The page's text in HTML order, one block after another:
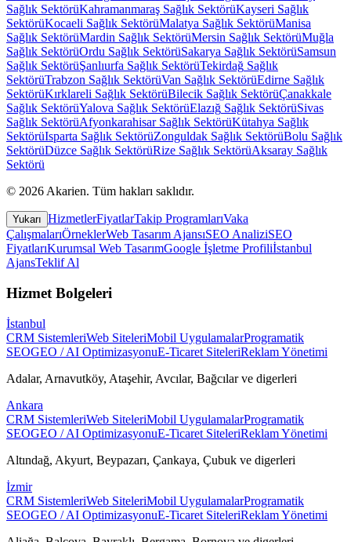
Sağlık SektörüKahramanmaraş Sağlık SektörüKayseri Sağlık
SektörüKocaeli Sağlık SektörüMalatya Sağlık SektörüManisa
Sağlık SektörüMardin Sağlık SektörüMersin Sağlık SektörüMuğla
Sağlık SektörüOrdu Sağlık SektörüSakarya Sağlık SektörüSamsun
Sağlık SektörüŞanlıurfa Sağlık SektörüTekirdağ Sağlık
SektörüTrabzon Sağlık SektörüVan Sağlık SektörüEdirne Sağlık
SektörüKırklareli Sağlık SektörüBilecik Sağlık SektörüÇanakkale
Sağlık SektörüYalova Sağlık SektörüElazığ Sağlık SektörüSivas
Sağlık SektörüAfyonkarahisar Sağlık SektörüKütahya Sağlık
SektörüIsparta Sağlık SektörüZonguldak Sağlık SektörüBolu Sağlık
SektörüDüzce Sağlık SektörüRize Sağlık SektörüAksaray Sağlık
Sektörü
© 2026 Akarien. Tüm hakları saklıdır.
Yukarı HizmetlerFiyatlarTakip ProgramlarıVaka
ÇalışmalarıÖrneklerWeb Tasarım AjansıSEO AnaliziSEO
FiyatlarıKurumsal Web TasarımGoogle İşletme Profiliİstanbul
AjansTeklif Al
Hizmet Bolgeleri
İstanbul
CRM SistemleriWeb SiteleriMobil UygulamalarProgramatik
SEOGEO / AI OptimizasyonuE-Ticaret SiteleriReklam Yönetimi
Adalar, Arnavutköy, Ataşehir, Avcılar, Bağcılarve digerleri
Ankara
CRM SistemleriWeb SiteleriMobil UygulamalarProgramatik
SEOGEO / AI OptimizasyonuE-Ticaret SiteleriReklam Yönetimi
Altındağ, Akyurt, Beypazarı, Çankaya, Çubuk ve digerleri
İzmir
CRM SistemleriWeb SiteleriMobil UygulamalarProgramatik
SEOGEO / AI OptimizasyonuE-Ticaret SiteleriReklam Yönetimi